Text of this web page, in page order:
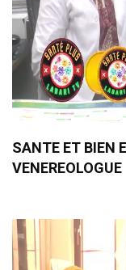
SANTE ET BIEN
VENEREOLOGUE